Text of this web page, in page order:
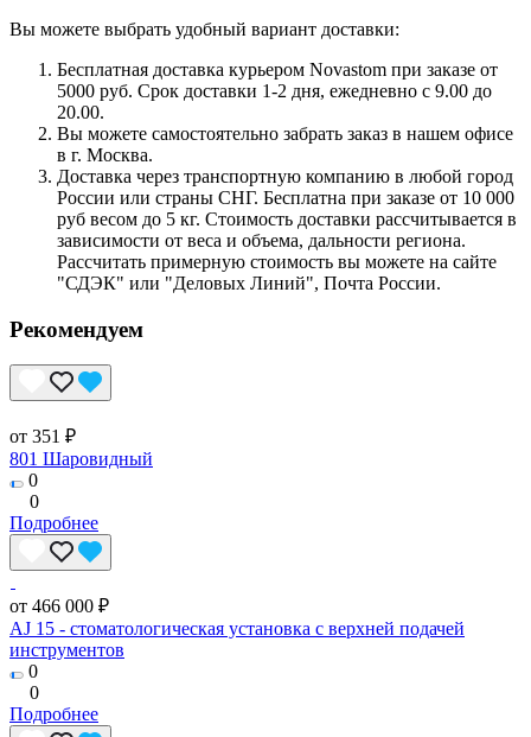
Вы можете выбрать удобный вариант доставки:
Бесплатная доставка курьером Novastom при заказе от
5000 руб. Срок доставки 1-2 дня, ежедневно с 9.00 до
20.00.
Вы можете самостоятельно забрать заказ в нашем офисе
в г. Москва.
Доставка через транспортную компанию в любой город
России или страны СНГ. Бесплатна при заказе от 10 000
руб весом до 5 кг. Стоимость доставки рассчитывается в
зависимости от веса и объема, дальности региона.
Рассчитать примерную стоимость вы можете на сайте
"СДЭК" или "Деловых Линий", Почта России.
Рекомендуем
от 351 ₽
801 Шаровидный
0
0
Подробнее
от 466 000 ₽
AJ 15 - стоматологическая установка с верхней подачей
инструментов
0
0
Подробнее